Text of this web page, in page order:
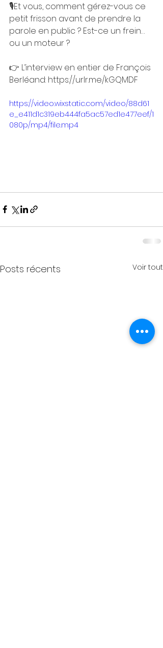
🎙️Et vous, comment gérez-vous ce
petit frisson avant de prendre la
parole en public ? Est-ce un frein…
ou un moteur ?
👉 L’interview en entier de François
Berléand: https://urlr.me/kGQMDF
https://video.wixstatic.com/video/88d61
e_e411d1c319eb444fa5ac57ed1e477eef/1
080p/mp4/file.mp4
Posts récents Voir tout